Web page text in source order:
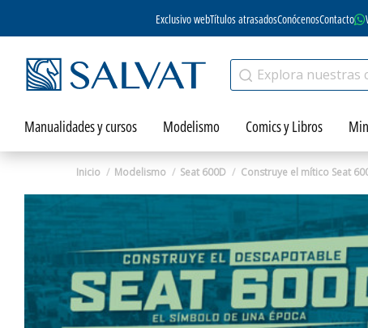
Exclusivo webTítulos atrasadosConócenosContacto
Manualidades y cursos Modelismo Comics y Libros
Inicio Modelismo Seat 600D Construye el mítico Seat